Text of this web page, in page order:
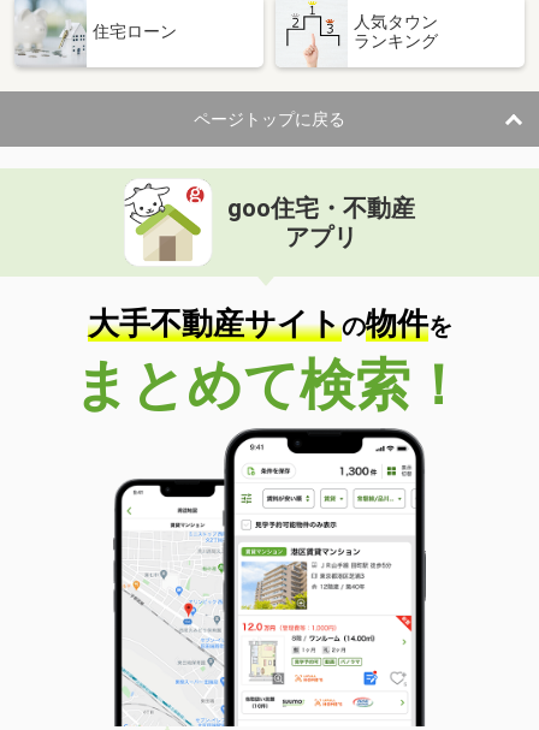
茨城県つくば市春日３丁目
価 格
6万円
住 所
茨城県つくば市春日３丁目
専有面積 41.16m²
茨城県稲敷市江戸崎甲
価 格
住 所
茨城県稲敷市江戸崎甲
間取り
1LDK
茨城県常総市三坂町
6.80万円
茨城県常総市三坂町
専有面積 61.48m²
間取り
2LDK
茨城県つくばみらい市紫峰ヶ丘５丁目
価 格
6.70万円
住 所
茨城県つくばみらい市紫峰ヶ丘５丁目
専有面積 45.5m²
間取り
1LDK
住宅ローン
人気タウン
ランキング
ページトップに戻る
goo住宅・不動産
アプリ
大手不動産サイトの物件を
まとめて検索！